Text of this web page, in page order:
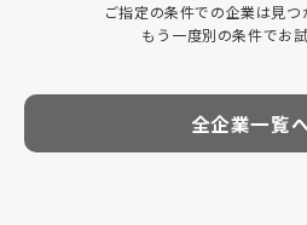
ご指定の条件での企業は見つ
もう一度別の条件でお
全企業一覧